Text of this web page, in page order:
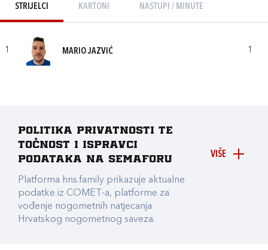
STRIJELCI KARTONI NASTUPI / MINUTE
1 MARIO JAZVIĆ 1
VIŠE
Politika privatnosti te
točnost i ispravci
podataka na Semaforu
Platforma hns.family prikazuje aktualne
podatke iz COMET-a, platforme za
vođenje nogometnih natjecanja
Hrvatskog nogometnog saveza.